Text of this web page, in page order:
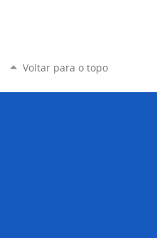
Voltar para o topo